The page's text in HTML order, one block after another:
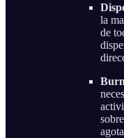
la
de